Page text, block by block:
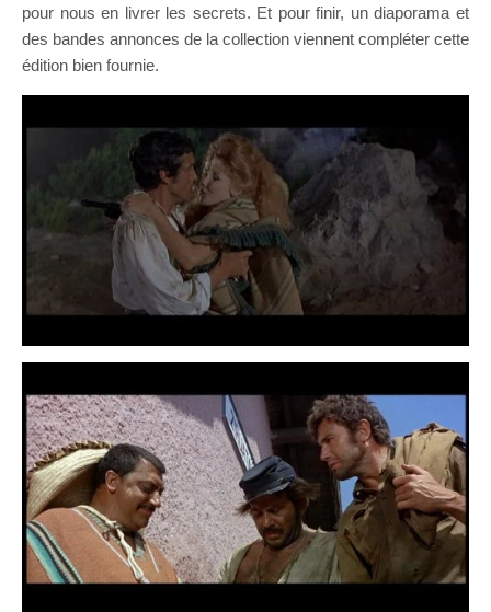
pour nous en livrer les secrets. Et pour finir, un diaporama et
des bandes annonces de la collection viennent compléter cette
édition bien fournie.